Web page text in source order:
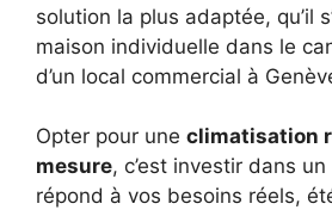
solution la plus adaptée, qu’il
maison individuelle dans le
d’un local commercial à
Opter pour une climatisation
mesure, c’est investir dans
répond à vos besoins réels,